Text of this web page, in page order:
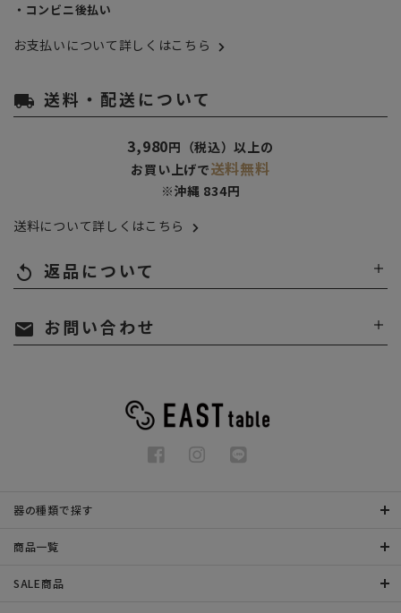
・コンビニ後払い
お支払いについて詳しくはこちら
local_shipping 送料・配送について
3,980円（税込）以上の
お買い上げで送料無料
※沖縄 834円
送料について詳しくはこちら
replay 返品について
mail お問い合わせ
器の種類で探す
商品一覧
SALE商品